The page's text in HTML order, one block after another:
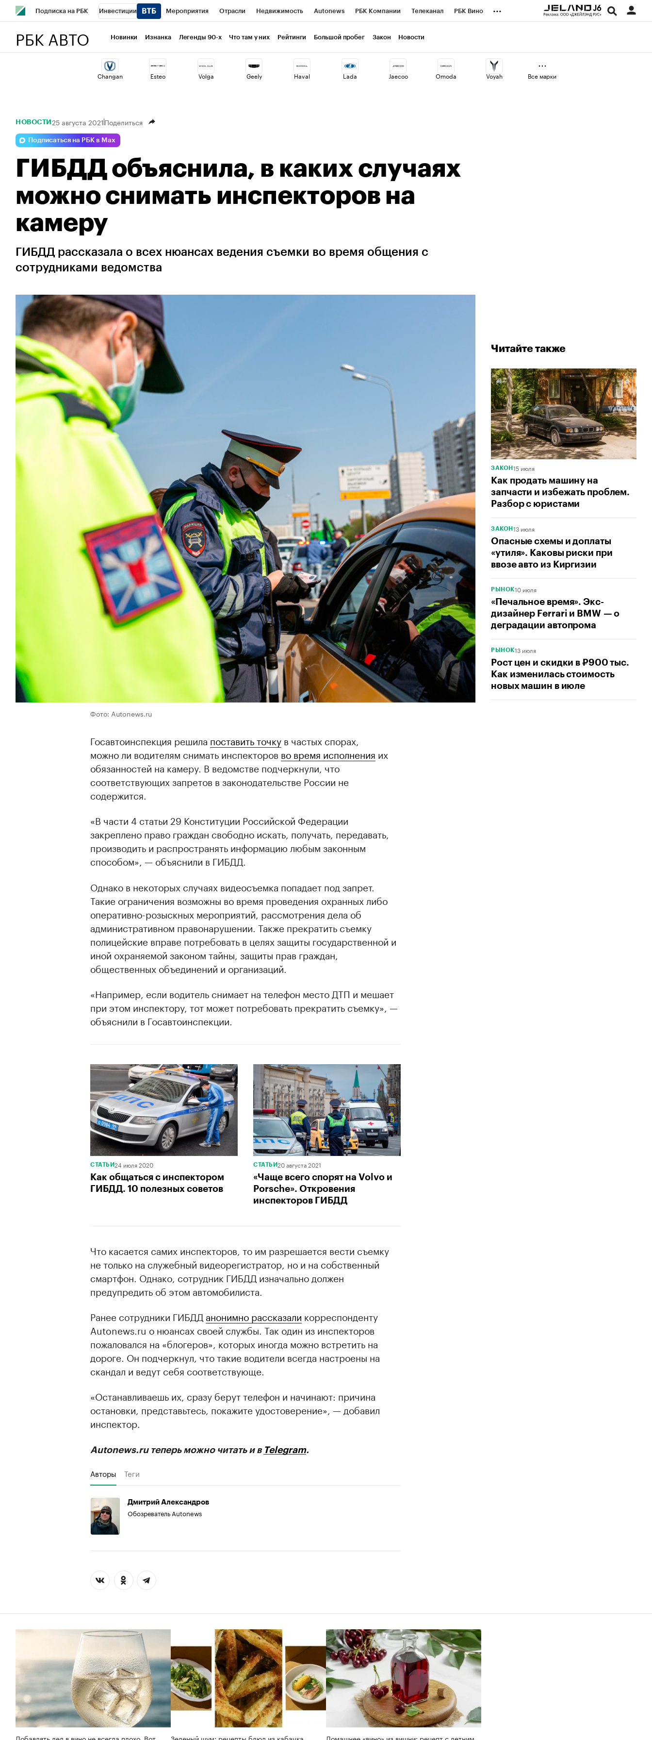
Подписка на РБК Инвестиции Мероприятия Отрасли Недвижимость Autonews РБК Компании Телеканал РБК Вино
Визионеры
Стиль Крипто РБК Бизнес-среда Дискуссионный клуб Исследования Кредитные рейтинги Франшизы Газета
Конференции СПб Спецпроекты Проверка контрагентов Экономика Бизнес
...
РБК АВТО Новинки Изнанка Легенды 90-х Что там у них Рейтинги Большой пробег Закон Новости
Changan Esteo Volga Geely Haval Lada Jaecoo Omoda Voyah Все марки
Читайте также
ЗАКОН 15 июля
Как продать машину на
запчасти и избежать проблем.
Разбор с юристами
ЗАКОН 13 июля
Опасные схемы и доплаты
«утиля». Каковы риски при
ввозе авто из Киргизии
РЫНОК10 июля
«Печальное время». Экс-
дизайнер Ferrari и BMW — о
деградации автопрома
РЫНОК13 июля
Рост цен и скидки в ₽900 тыс.
Как изменилась стоимость
новых машин в июле
НОВОСТИ 25 августа 2021Поделиться
Подписаться на РБК в Max
ГИБДД объяснила, в каких случаях
можно снимать инспекторов на
камеру
ГИБДД рассказала о всех нюансах ведения съемки во время общения с
сотрудниками ведомства
Фото: Autonews.ru
Госавтоинспекция решила поставить точку в частых спорах,
можно ли водителям снимать инспекторов во время исполнения их
обязанностей на камеру. В ведомстве подчеркнули, что
соответствующих запретов в законодательстве России не
содержится.
«В части 4 статьи 29 Конституции Российской Федерации
закреплено право граждан свободно искать, получать, передавать,
производить и распространять информацию любым законным
способом», — объяснили в ГИБДД.
Однако в некоторых случаях видеосъемка попадает под запрет.
Такие ограничения возможны во время проведения охранных либо
оперативно-розыскных мероприятий, рассмотрения дела об
административном правонарушении. Также прекратить съемку
полицейские вправе потребовать в целях защиты государственной и
иной охраняемой законом тайны, защиты прав граждан,
общественных объединений и организаций.
«Например, если водитель снимает на телефон место ДТП и мешает
при этом инспектору, тот может потребовать прекратить съемку», —
объяснили в Госавтоинспекции.
СТАТЬИ24 июля 2020
Как общаться с инспектором
ГИБДД. 10 полезных советов
СТАТЬИ20 августа 2021
«Чаще всего спорят на Volvo и
Porsche». Откровения
инспекторов ГИБДД
Что касается самих инспекторов, то им разрешается вести съемку
не только на служебный видеорегистратор, но и на собственный
смартфон. Однако, сотрудник ГИБДД изначально должен
предупредить об этом автомобилиста.
Ранее сотрудники ГИБДД анонимно рассказали корреспонденту
Autonews.ru о нюансах своей службы. Так один из инспекторов
пожаловался на «блогеров», которых иногда можно встретить на
дороге. Он подчеркнул, что такие водители всегда настроены на
скандал и ведут себя соответствующе.
«Останавливаешь их, сразу берут телефон и начинают: причина
остановки, представьтесь, покажите удостоверение», — добавил
инспектор.
Autonews.ru теперь можно читать и в Telegram.
Авторы Теги
Дмитрий Александров
Обозреватель Autonews
Добавлять лед в вино не всегда плохо. Вот Зеленый шум: рецепты блюд из кабачка Домашнее «вино» из вишни: рецепт с летним